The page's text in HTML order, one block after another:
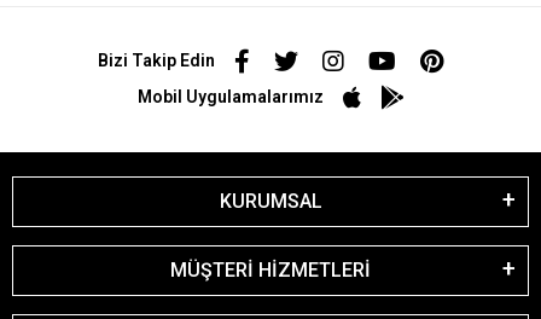
Bizi Takip Edin
Mobil Uygulamalarımız
KURUMSAL
MÜŞTERİ HİZMETLERİ